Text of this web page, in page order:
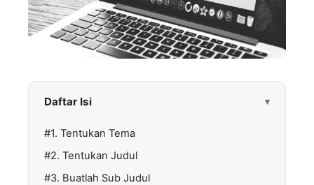
Daftar Isi ▾
#1. Tentukan Tema
#2. Tentukan Judul
#3. Buatlah Sub Judul